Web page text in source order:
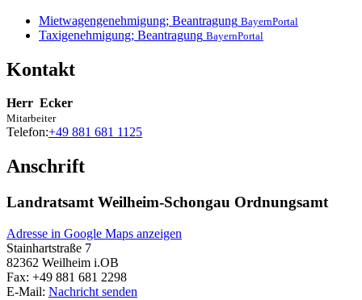
Mietwagengenehmigung; Beantragung BayernPortal
Taxigenehmigung; Beantragung BayernPortal
Kontakt
Herr Ecker
Mitarbeiter
Telefon:+49 881 681 1125
Anschrift
Landratsamt Weilheim-Schongau Ordnungsamt
Adresse in Google Maps anzeigen
Stainhartstraße 7
82362 Weilheim i.OB
Fax: +49 881 681 2298
E-Mail: Nachricht senden